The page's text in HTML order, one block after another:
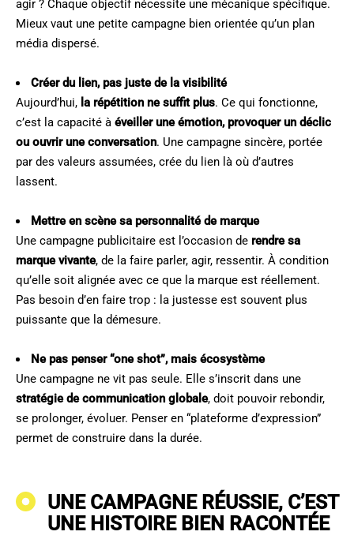
agir ? Chaque objectif nécessite une mécanique spécifique.
Mieux vaut une petite campagne bien orientée qu’un plan
média dispersé.
Créer du lien, pas juste de la visibilité
Aujourd’hui, la répétition ne suffit plus. Ce qui fonctionne,
c’est la capacité à éveiller une émotion, provoquer un déclic
ou ouvrir une conversation. Une campagne sincère, portée
par des valeurs assumées, crée du lien là où d’autres
lassent.
Mettre en scène sa personnalité de marque
Une campagne publicitaire est l’occasion de rendre sa
marque vivante, de la faire parler, agir, ressentir. À condition
qu’elle soit alignée avec ce que la marque est réellement.
Pas besoin d’en faire trop : la justesse est souvent plus
puissante que la démesure.
Ne pas penser “one shot”, mais écosystème
Une campagne ne vit pas seule. Elle s’inscrit dans une
stratégie de communication globale, doit pouvoir rebondir,
se prolonger, évoluer. Penser en “plateforme d’expression”
permet de construire dans la durée.
UNE CAMPAGNE RÉUSSIE, C’EST
UNE HISTOIRE BIEN RACONTÉE